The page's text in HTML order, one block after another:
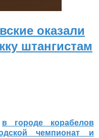
оказали
штангистам
в городе корабелов
чемпионат и